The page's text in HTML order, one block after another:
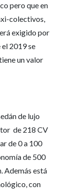
pero que en
colectivos,
exigido por
el 2019 se
un valor
de lujo
de 218 CV
de 0 a 100
de 500
Además está
con